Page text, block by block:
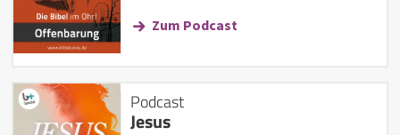
Zum Podcast
Podcast
Jesus